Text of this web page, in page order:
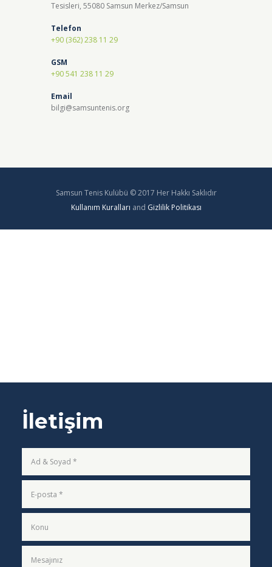
Tesisleri, 55080 Samsun Merkez/Samsun
Telefon
+90 (362) 238 11 29
GSM
+90 541 238 11 29
Email
bilgi@samsuntenis.org
Samsun Tenis Kulübü © 2017 Her Hakkı Saklıdır
Kullanım Kuralları and Gizlilik Politikası
İletişim